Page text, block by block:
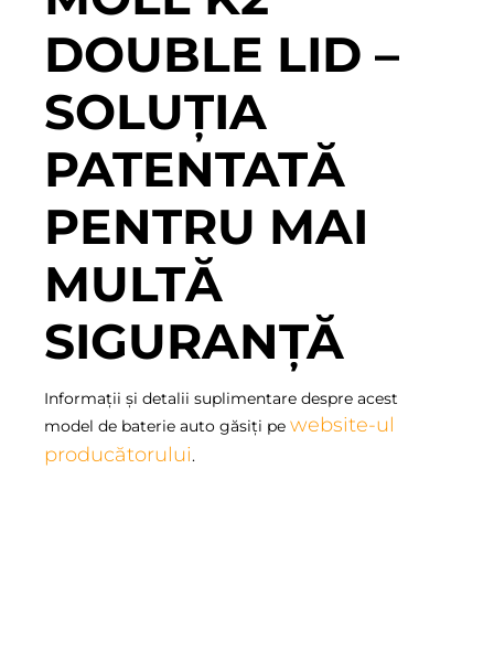
DOUBLE LID –
SOLUȚIA
PATENTATĂ
PENTRU MAI
MULTĂ
SIGURANȚĂ
Informații și detalii suplimentare despre acest
model de baterie auto găsiți pe website-ul
producătorului.